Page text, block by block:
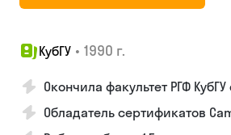
КубГУ • 1990 г.
Окончила факультет РГФ
Обладатель сертификатов